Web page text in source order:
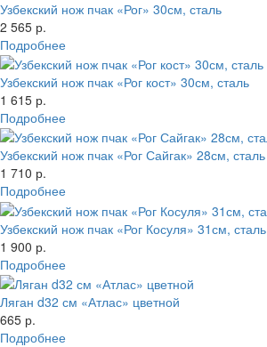
Узбекский нож пчак «Рог» 30см, сталь
2 565 р.
Подробнее
Узбекский нож пчак «Рог кост» 30см, сталь
1 615 р.
Подробнее
Узбекский нож пчак «Рог Сайгак» 28см, сталь
1 710 р.
Подробнее
Узбекский нож пчак «Рог Косуля» 31см, сталь
1 900 р.
Подробнее
Ляган d32 см «Атлас» цветной
665 р.
Подробнее